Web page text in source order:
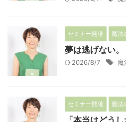
セミナー開催 魔法
夢は逃げない
2026/8/7 魔
セミナー開催 魔法
「本当はどう